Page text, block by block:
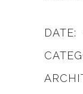
DATE: